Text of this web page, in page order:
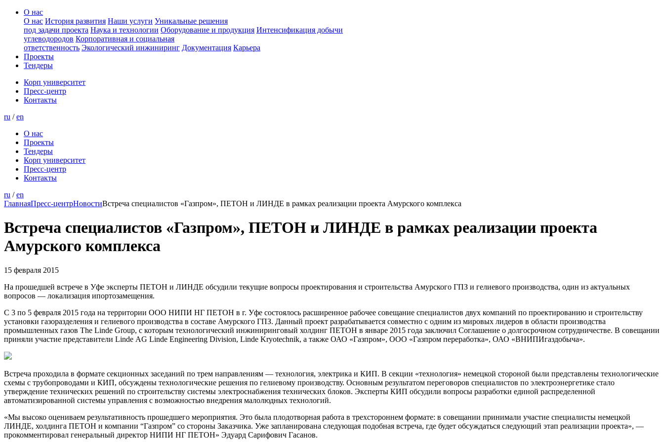
О нас
О нас История развития Наши услуги Уникальные решения
под задачи проекта Наука и технологии Оборудование и продукция Интенсификация добычи
углеводородов Корпоративная и социальная
ответственность Экологический инжиниринг Документация Карьера
Проекты
Тендеры
Корп университет
Пресс-центр
Контакты
ru / en
О нас
Проекты
Тендеры
Корп университет
Пресс-центр
Контакты
ru / en
ГлавнаяПресс-центрНовостиВстреча специалистов «Газпром», ПЕТОН и ЛИНДЕ в рамках реализации проекта Амурского комплекса
Встреча специалистов «Газпром», ПЕТОН и ЛИНДЕ в рамках реализации проекта
Амурского комплекса
15 февраля 2015
На прошедшей встрече в Уфе эксперты ПЕТОН и ЛИНДЕ обсудили текущие вопросы проектирования и строительства Амурского ГПЗ и гелиевого производства, один из актуальных
вопросов — локализация ипортозамещения.
С 3 по 5 февраля 2015 года на территории ООО НИПИ НГ ПЕТОН в г. Уфе состоялось расширенное рабочее совещание специалистов двух компаний по проектированию и строительству
установки газоразделения и гелиевого производства в составе Амурского ГПЗ. Данный проект разрабатывается совместно с одним из мировых лидеров в области производства
промышленных газов The Linde Group, с которым технологический инжиниринговый холдинг ПЕТОН в январе 2015 года заключил Соглашение о долгосрочном сотрудничестве. В совещании
приняли участие представители Linde AG Linde Engineering Division, Linde Kryotechnik, а также ОАО «Газпром», ООО «Газпром переработка», ОАО «ВНИПИгаздобыча».
Встреча проходила в формате секционных заседаний по трем направлениям — технология, электрика и КИП. В секции «технология» немецкой стороной были представлены технологические
схемы с трубопроводами и КИП, обсуждены технологические решения по гелиевому производству. Основным результатом переговоров специалистов по электроэнергетике стало
утверждение технических решений по строительству системы электроснабжения технических блоков. Эксперты КИП обсудили вопросы разработки единой распределенной
автоматизированной системы управления с возможностью внедрения малолюдных технологий.
«Мы высоко оцениваем результативность прошедшего мероприятия. Это была плодотворная работа в трехстороннем формате: в совещании принимали участие специалисты немецкой
ЛИНДЕ, холдинга ПЕТОН и компании “Газпром” со стороны Заказчика. Уже запланирована следующая подобная встреча, где будет обсуждаться следующий этап реализации проекта», —
прокомментировал генеральный директор НИПИ НГ ПЕТОН» Эдуард Сарифович Гасанов.